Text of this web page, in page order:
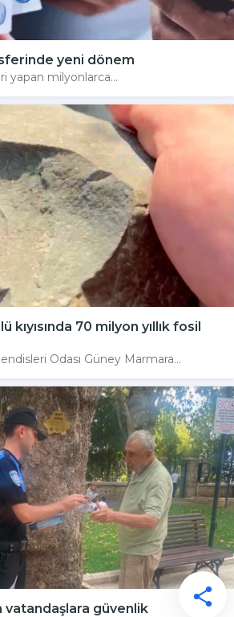
yeni dönem
yapan milyonlarca...
kıyısında 70 milyon yıllık fosil
Odası Güney Marmara...
güvenlik